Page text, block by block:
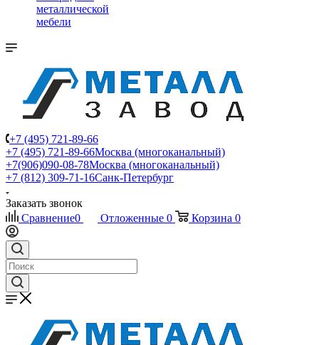
металлической
мебели
+7 (495) 721-89-66
+7 (495) 721-89-66Москва (многоканальный)
+7(906)090-08-78Москва (многоканальный)
+7 (812) 309-71-16Санк-Петербург
Заказать звонок
Сравнение0 Отложенные 0 Корзина 0